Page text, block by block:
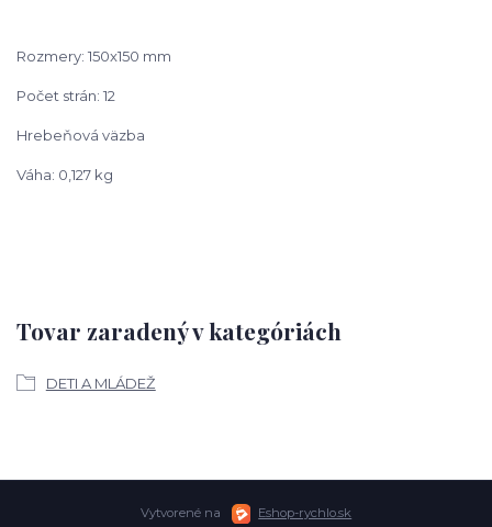
Rozmery: 150x150 mm
Počet strán: 12
Hrebeňová väzba
Váha: 0,127 kg
Tovar zaradený v kategóriách
DETI A MLÁDEŽ
Vytvorené na Eshop-rychlo.sk